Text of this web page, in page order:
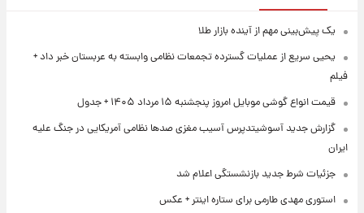
یک پیش‌بینی مهم از آینده بازار طلا
یحیی سریع از عملیات گسترده تجمعات نظامی وابسته به عربستان خبر داد +
فیلم
قیمت انواع گوشی موبایل امروز پنجشنبه ۱۵ مرداد ۱۴۰۵ + جدول
گزارش جدید آسوشیتدپرس آسیب مغزی صدها نظامی آمریکایی در جنگ علیه
ایران
جزئیات شرط جدید بازنشستگی اعلام شد
استوری مهدی طارمی برای ستاره اینتر + عکس